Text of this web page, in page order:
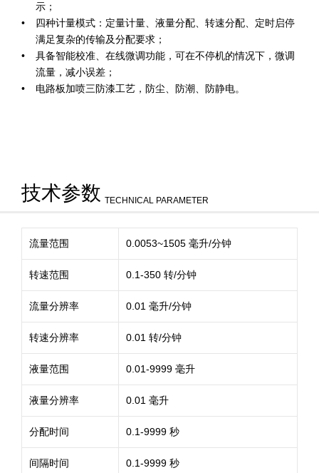
示；
四种计量模式：定量计量、液量分配、转速分配、定时启停
满足复杂的传输及分配要求；
具备智能校准、在线微调功能，可在不停机的情况下，微调
流量，减小误差；
电路板加喷三防漆工艺，防尘、防潮、防静电。
技术参数 TECHNICAL PARAMETER
流量范围 0.0053~1505 毫升/分钟
转速范围 0.1-350 转/分钟
流量分辨率 0.01 毫升/分钟
转速分辨率 0.01 转/分钟
液量范围 0.01-9999 毫升
液量分辨率 0.01 毫升
分配时间 0.1-9999 秒
间隔时间 0.1-9999 秒